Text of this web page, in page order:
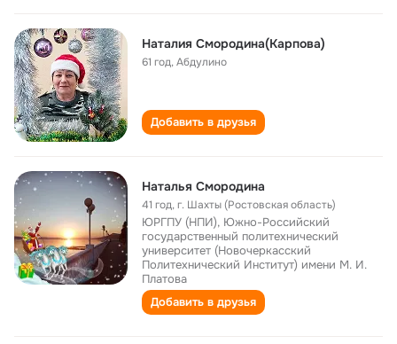
Наталия Смородина(Карпова)
61 год,Абдулино
Добавить в друзья
Наталья Смородина
41 год,г. Шахты (Ростовская область)
ЮРГПУ (НПИ), Южно-Российский
государственный политехнический
университет (Новочеркасский
Политехнический Институт) имени М. И.
Платова
Добавить в друзья